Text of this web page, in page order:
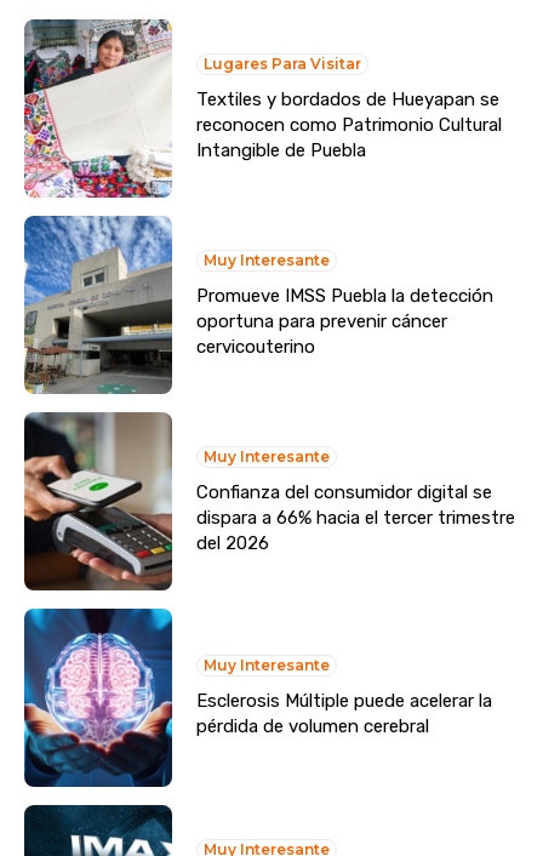
Lugares Para Visitar
Textiles y bordados de Hueyapan se
reconocen como Patrimonio Cultural
Intangible de Puebla
Muy Interesante
Promueve IMSS Puebla la detección
oportuna para prevenir cáncer
cervicouterino
Muy Interesante
Confianza del consumidor digital se
dispara a 66% hacia el tercer trimestre
del 2026
Muy Interesante
Esclerosis Múltiple puede acelerar la
pérdida de volumen cerebral
Muy Interesante